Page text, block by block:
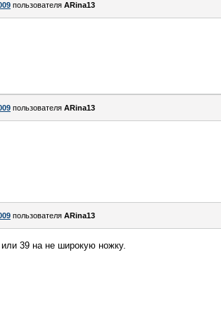
пользователя ARina13
пользователя ARina13
пользователя ARina13
39 на не широкую ножку.